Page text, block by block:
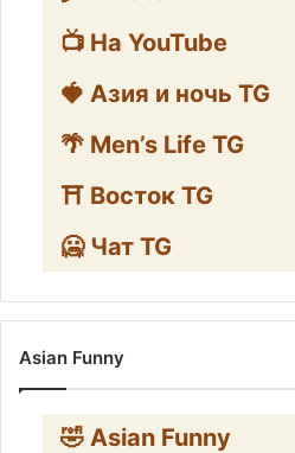
📺 На YouTube
🍓 Азия и ночь TG
🌴 Men’s Life TG
⛩️ Восток TG
🥶 Чат TG
Asian Funny
🤣 Asian Funny